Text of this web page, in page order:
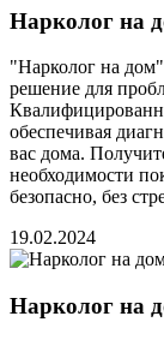
Нарколог на
"Нарколог на
решение для
обеспечивая
вас дома.
необходимости
безопасно, без
19.02.2024
Нарколог на